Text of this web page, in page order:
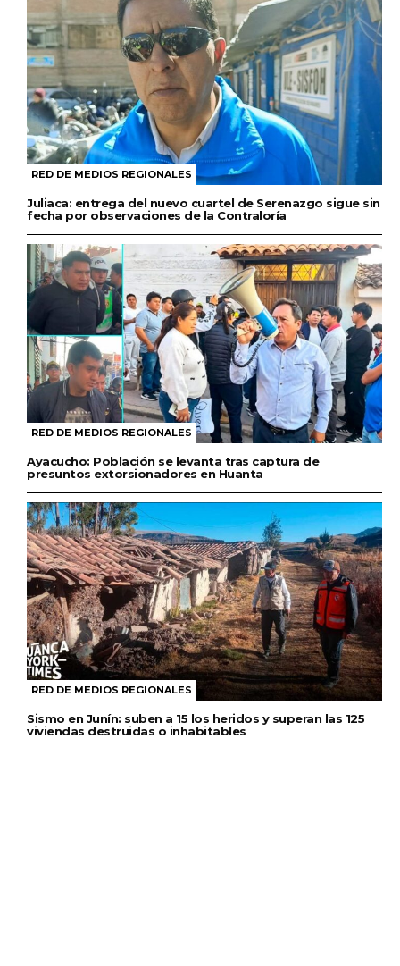
RED DE MEDIOS REGIONALES
Juliaca: entrega del nuevo cuartel de Serenazgo sigue sin
fecha por observaciones de la Contraloría
RED DE MEDIOS REGIONALES
Ayacucho: Población se levanta tras captura de
presuntos extorsionadores en Huanta
RED DE MEDIOS REGIONALES
Sismo en Junín: suben a 15 los heridos y superan las 125
viviendas destruidas o inhabitables